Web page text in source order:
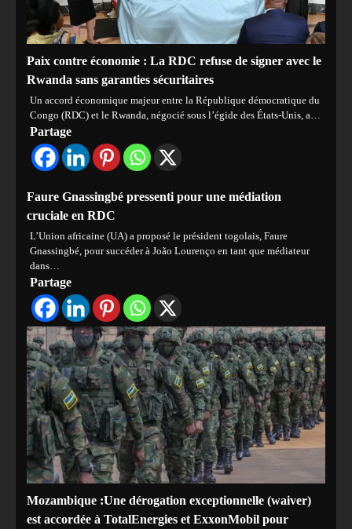
Paix contre économie : La RDC refuse de signer avec le
Rwanda sans garanties sécuritaires
Un accord économique majeur entre la République démocratique du
Congo (RDC) et le Rwanda, négocié sous l’égide des États-Unis, a…
Partage
Faure Gnassingbé pressenti pour une médiation
cruciale en RDC
L’Union africaine (UA) a proposé le président togolais, Faure
Gnassingbé, pour succéder à João Lourenço en tant que médiateur
dans…
Partage
Mozambique :Une dérogation exceptionnelle (waiver)
est accordée à TotalEnergies et ExxonMobil pour